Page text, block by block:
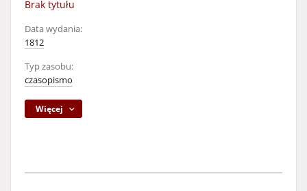
Brak tytułu
Data wydania:
1812
Typ zasobu:
czasopismo
Więcej